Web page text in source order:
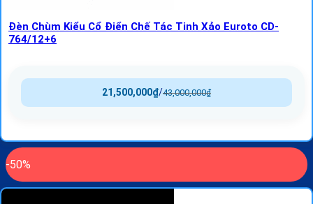
Đèn Chùm Kiểu Cổ Điển Chế Tác Tinh Xảo Euroto CD-
764/12+6
43,000,000₫
/
21,500,000₫
-50%